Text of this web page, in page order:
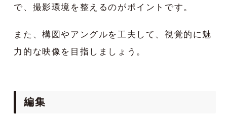
で、撮影環境を整えるのがポイントです。
また、構図やアングルを工夫して、視覚的に魅
力的な映像を目指しましょう。
編集